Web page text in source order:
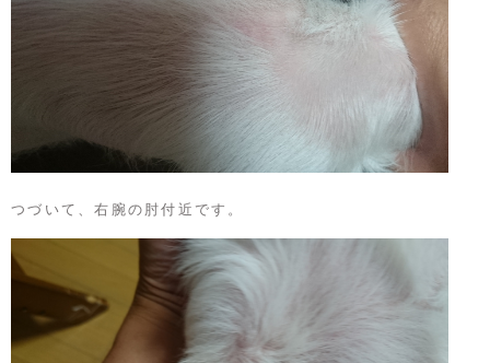
つづいて、右腕の肘付近です。